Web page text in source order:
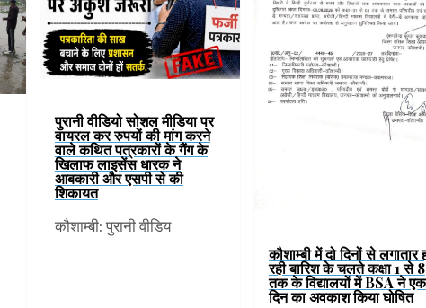
पुरानी वीडियो सोशल मीडिया पर
वायरल कर रुपयों की मांग करने
वाले कथित पत्रकारों के गैंग के
खिलाफ लाइसेंस धारक ने
आबकारी और एसपी से की
शिकायत
कौशाम्बी: पुरानी वीडिय
कौशाम्बी में दो दिनों से लगातार
रही बारिश के चलते कक्षा 1 से 8
तक के विद्यालयों में BSA ने एक
दिन का अवकाश किया घोषित